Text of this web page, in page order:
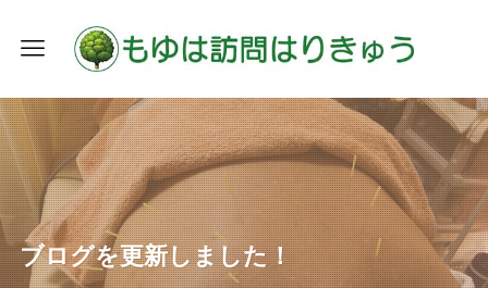
ブログを更新しました！